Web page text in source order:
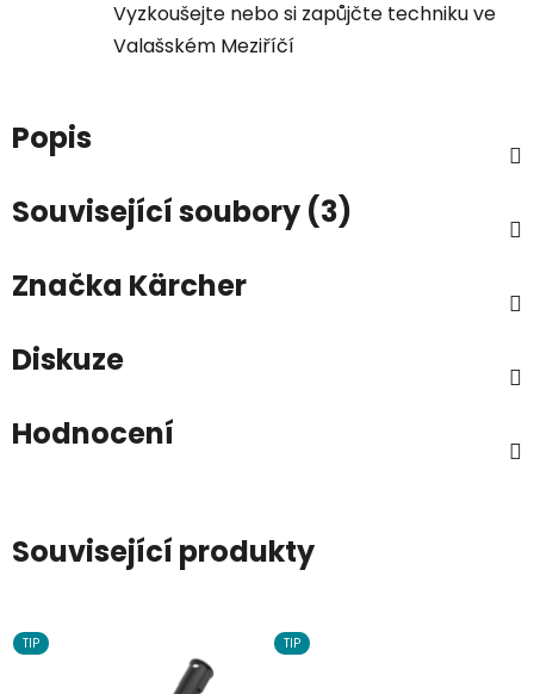
Vyzkoušejte nebo si zapůjčte techniku ve
Valašském Meziříčí
Popis
Související soubory (3)
Značka Kärcher
Diskuze
Hodnocení
Související produkty
TIP TIP